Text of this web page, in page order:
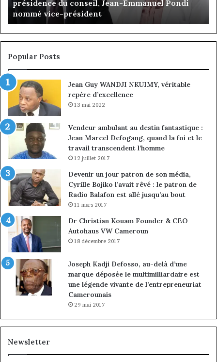
choix
de
la
croissance
sous
discipline
Gaëtan Debuchy à la tête d’Advans Cameroun : le
choix de la croissance sous discipline
à
la
Popular Posts
Jean Guy WANDJI NKUIMY, véritable
repère d’excellence
13 mai 2022
Vendeur ambulant au destin fantastique :
Jean Marcel Defogang, quand la foi et le
travail transcendent l’homme
12 juillet 2017
Devenir un jour patron de son média,
Cyrille Bojiko l’avait rêvé : le patron de
Radio Balafon est allé jusqu’au bout
11 mars 2017
Dr Christian Kouam Founder & CEO
Autohaus VW Cameroun
18 décembre 2017
Joseph Kadji Defosso, au-delà d’une
marque déposée le multimilliardaire est
une légende vivante de l’entrepreneuriat
Camerounais
29 mai 2017
Newsletter